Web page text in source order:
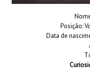
Posição:
Data de